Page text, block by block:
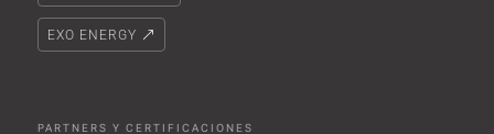
EXO ENERGY
PARTNERS Y CERTIFICACIONES